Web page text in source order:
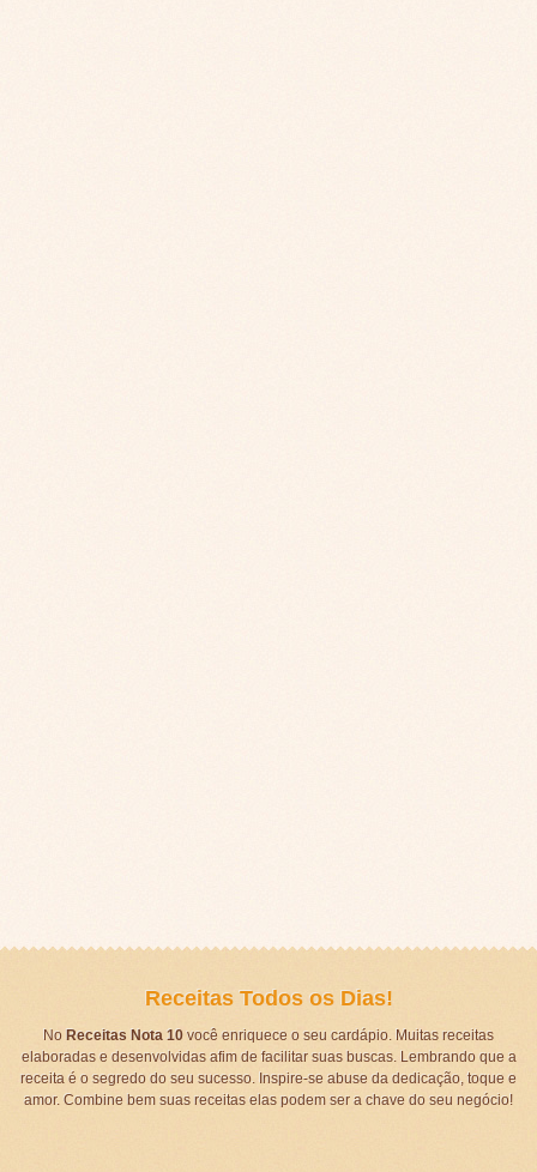
Receitas Todos os Dias!
No Receitas Nota 10você enriquece o seu cardápio. Muitas receitas
elaboradas e desenvolvidas afim de facilitar suas buscas. Lembrando que a
receita é o segredo do seu sucesso. Inspire-se abuse da dedicação, toque e
amor. Combine bem suas receitas elas podem ser a chave do seu negócio!